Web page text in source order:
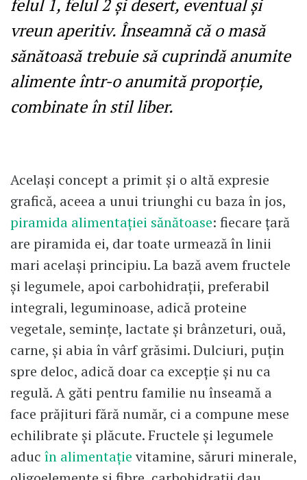
felul 1, felul 2 și desert, eventual și
vreun aperitiv. Înseamnă că o masă
sănătoasă trebuie să cuprindă anumite
alimente într-o anumită proporție,
combinate în stil liber.
Același concept a primit și o altă expresie
grafică, aceea a unui triunghi cu baza în jos,
piramida alimentației sănătoase: fiecare țară
are piramida ei, dar toate urmează în linii
mari același principiu. La bază avem fructele
și legumele, apoi carbohidrații, preferabil
integrali, leguminoase, adică proteine
vegetale, semințe, lactate și brânzeturi, ouă,
carne, și abia în vârf grăsimi. Dulciuri, puțin
spre deloc, adică doar ca excepție și nu ca
regulă. A găti pentru familie nu înseamă a
face prăjituri fără număr, ci a compune mese
echilibrate și plăcute. Fructele și legumele
aduc în alimentație vitamine, săruri minerale,